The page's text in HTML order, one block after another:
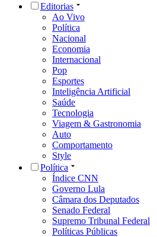
Editorias
Ao Vivo
Política
Nacional
Economia
Internacional
Pop
Esportes
Inteligência Artificial
Saúde
Tecnologia
Viagem & Gastronomia
Auto
Comportamento
Style
Política
Índice CNN
Governo Lula
Câmara dos Deputados
Senado Federal
Supremo Tribunal Federal
Políticas Públicas